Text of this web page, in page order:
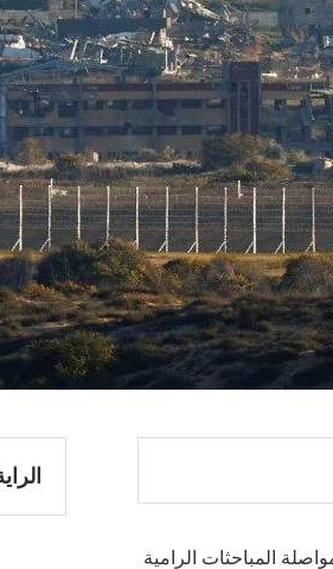
المباحثات الرامية